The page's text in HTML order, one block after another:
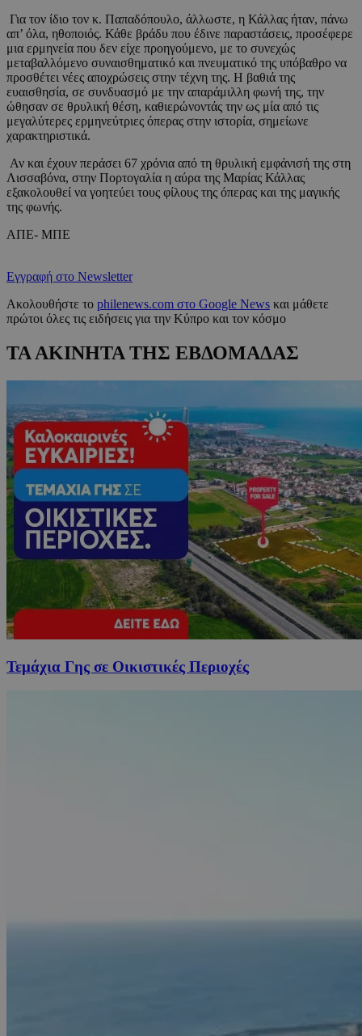
Για τον ίδιο τον κ. Παπαδόπουλο, άλλωστε, η Κάλλας ήταν, πάνω
απ’ όλα, ηθοποιός. Κάθε βράδυ που έδινε παραστάσεις, προσέφερε
μια ερμηνεία που δεν είχε προηγούμενο, με το συνεχώς
μεταβαλλόμενο συναισθηματικό και πνευματικό της υπόβαθρο να
προσθέτει νέες αποχρώσεις στην τέχνη της. Η βαθιά της
ευαισθησία, σε συνδυασμό με την απαράμιλλη φωνή της, την
ώθησαν σε θρυλική θέση, καθιερώνοντάς την ως μία από τις
μεγαλύτερες ερμηνεύτριες όπερας στην ιστορία, σημείωνε
χαρακτηριστικά.
Αν και έχουν περάσει 67 χρόνια από τη θρυλική εμφάνισή της στη
Λισσαβόνα, στην Πορτογαλία η αύρα της Μαρίας Κάλλας
εξακολουθεί να γοητεύει τους φίλους της όπερας και της μαγικής
της φωνής.
ΑΠΕ- ΜΠΕ
Εγγραφή στο Newsletter
Ακολουθήστε το philenews.com στο Google News και μάθετε
πρώτοι όλες τις ειδήσεις για την Κύπρο και τον κόσμο
ΤΑ ΑΚΙΝΗΤΑ ΤΗΣ ΕΒΔΟΜΑΔΑΣ
Τεμάχια Γης σε Οικιστικές Περιοχές